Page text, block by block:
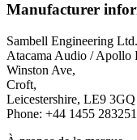
Manufacturer
Sambell Engineering Ltd.
Atacama Audio / Apollo
Winston Ave,
Croft,
Leicestershire, LE9 3GQ
Phone: +44 1455 283251